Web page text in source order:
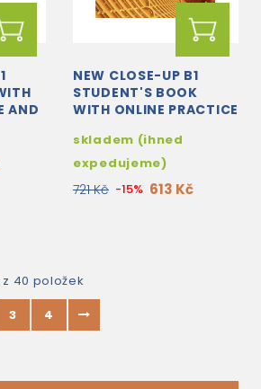
AND
NEW CLOSE-UP B1
STUDENT'S BOOK
WITH ONLINE PRACTICE
EBOOK
skladem (ihned
expedujeme)
721 Kč -15% 613 Kč
40 položek
3 4